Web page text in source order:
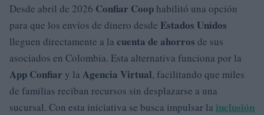
Desde abril de 2026 Confiar Coop habilitó una opción
para que los envíos de dinero desde Estados Unidos
lleguen directamente a la cuenta de ahorros de sus
asociados en Colombia. Esta alternativa funciona por la
App Confiar y la Agencia Virtual, facilitando que miles
de familias reciban recursos sin desplazarse a una
sucursal. Con esta iniciativa se busca impulsar la inclusión